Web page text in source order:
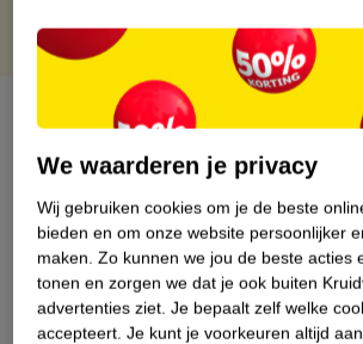
Over dit product
Productinformatie
Nature Impact Score
Dit product heeft
Impact Score.
Meer informatie
We waarderen je privacy
Wij gebruiken cookies om je de beste
bieden en om onze website persoonlijker
maken. Zo kunnen we jou de beste acties
tonen en zorgen we dat je ook buiten
advertenties ziet. Je bepaalt zelf welke
accepteert. Je kunt je voorkeuren altijd